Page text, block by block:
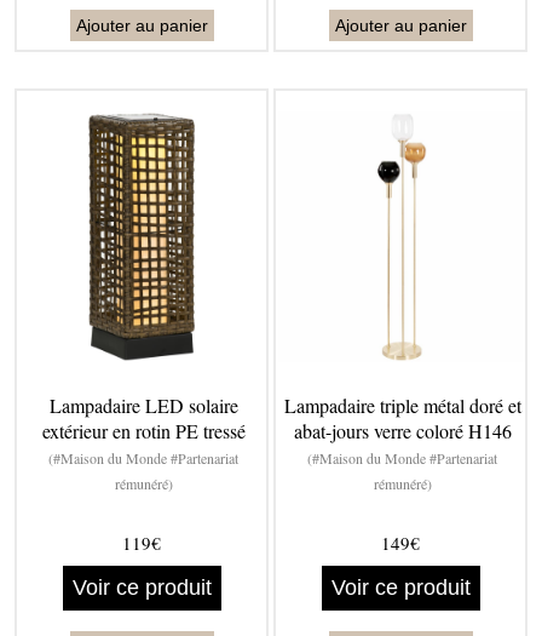
Ajouter au panier Ajouter au panier
Lampadaire LED solaire
extérieur en rotin PE tressé
(#Maison du Monde #Partenariat
rémunéré)
119€
Voir ce produit
Lampadaire triple métal doré et
abat-jours verre coloré H146
(#Maison du Monde #Partenariat
rémunéré)
149€
Voir ce produit